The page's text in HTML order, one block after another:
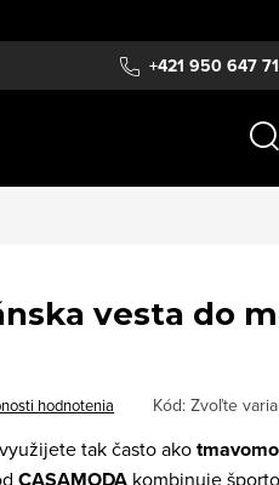
+421 950 647
vesta do
hodnotenia Kód: Zvoľte
tak často ako
kombinuje